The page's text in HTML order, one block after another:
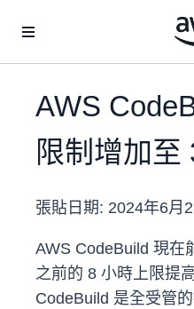
AWS
限制增加至
張貼日期: 2024年6月
AWS CodeBuild 現在
之前的 8 小時上限提
CodeBuild 是全受管